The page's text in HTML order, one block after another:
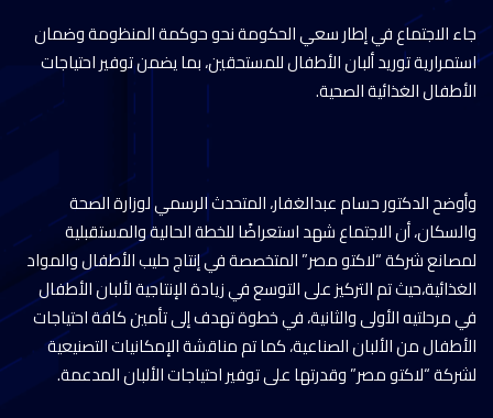
جاء الاجتماع في إطار سعي الحكومة نحو حوكمة المنظومة وضمان
استمرارية توريد ألبان الأطفال للمستحقين، بما يضمن توفير احتياجات
الأطفال الغذائية الصحية.
وأوضح الدكتور حسام عبدالغفار، المتحدث الرسمي لوزارة الصحة
والسكان، أن الاجتماع شهد استعراضًا للخطة الحالية والمستقبلية
لمصانع شركة “لاكتو مصر” المتخصصة في إنتاج حليب الأطفال والمواد
الغذائية،حيث تم التركيز على التوسع في زيادة الإنتاجية لألبان الأطفال
في مرحلتيه الأولى والثانية، في خطوة تهدف إلى تأمين كافة احتياجات
الأطفال من الألبان الصناعية، كما تم مناقشة الإمكانيات التصنيعية
لشركة “لاكتو مصر” وقدرتها على توفير احتياجات الألبان المدعمة.